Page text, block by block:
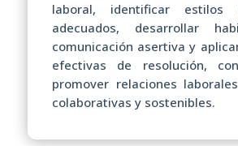
laboral, identificar estilos
adecuados, desarrollar
comunicación asertiva y
efectivas de resolución,
promover relaciones
colaborativas y sostenibles.